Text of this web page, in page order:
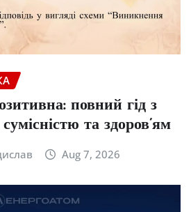
повний гід з
та здоров’ям
Aug 7, 2026